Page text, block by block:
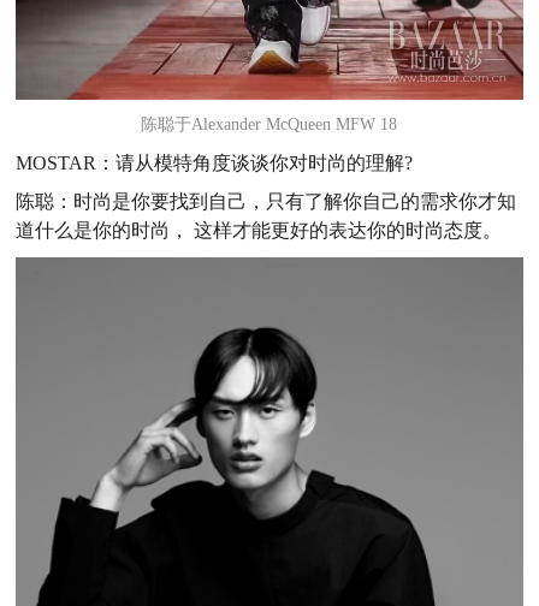
陈聪于Alexander McQueen MFW 18
MOSTAR：请从模特角度谈谈你对时尚的理解?
陈聪：时尚是你要找到自己，只有了解你自己的需求你才知
道什么是你的时尚， 这样才能更好的表达你的时尚态度。